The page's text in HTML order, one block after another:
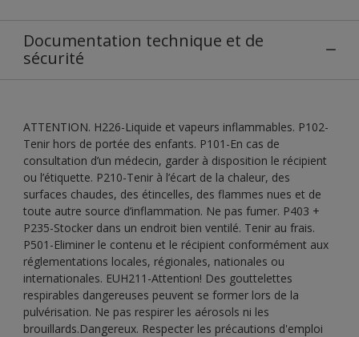
Documentation technique et de
sécurité
ATTENTION. H226-Liquide et vapeurs inflammables. P102-
Tenir hors de portée des enfants. P101-En cas de
consultation d’un médecin, garder à disposition le récipient
ou l’étiquette. P210-Tenir à l’écart de la chaleur, des
surfaces chaudes, des étincelles, des flammes nues et de
toute autre source d’inflammation. Ne pas fumer. P403 +
P235-Stocker dans un endroit bien ventilé. Tenir au frais.
P501-Eliminer le contenu et le récipient conformément aux
réglementations locales, régionales, nationales ou
internationales. EUH211-Attention! Des gouttelettes
respirables dangereuses peuvent se former lors de la
pulvérisation. Ne pas respirer les aérosols ni les
brouillards.Dangereux. Respecter les précautions d'emploi